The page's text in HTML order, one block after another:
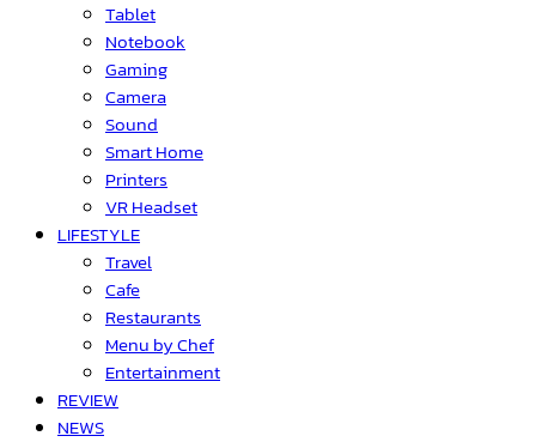
Tablet
Notebook
Gaming
Camera
Sound
Smart Home
Printers
VR Headset
LIFESTYLE
Travel
Cafe
Restaurants
Menu by Chef
Entertainment
REVIEW
NEWS